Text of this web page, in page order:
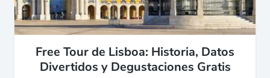
Free Tour de Lisboa: Historia, Datos
Divertidos y Degustaciones Gratis